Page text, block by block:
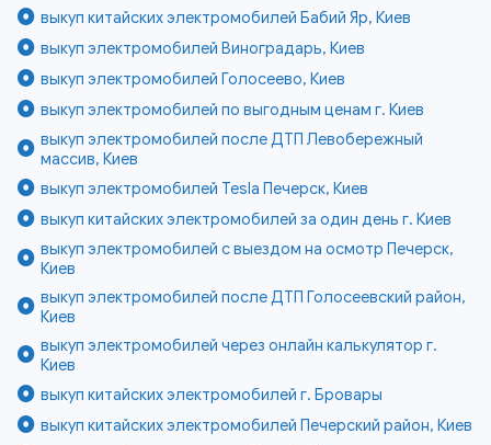
выкуп китайских электромобилей Бабий Яр, Киев
выкуп электромобилей Виноградарь, Киев
выкуп электромобилей Голосеево, Киев
выкуп электромобилей по выгодным ценам г. Киев
выкуп электромобилей после ДТП Левобережный
массив, Киев
выкуп электромобилей Tesla Печерск, Киев
выкуп китайских электромобилей за один день г. Киев
выкуп электромобилей с выездом на осмотр Печерск,
Киев
выкуп электромобилей после ДТП Голосеевский район,
Киев
выкуп электромобилей через онлайн калькулятор г.
Киев
выкуп китайских электромобилей г. Бровары
выкуп китайских электромобилей Печерский район, Киев